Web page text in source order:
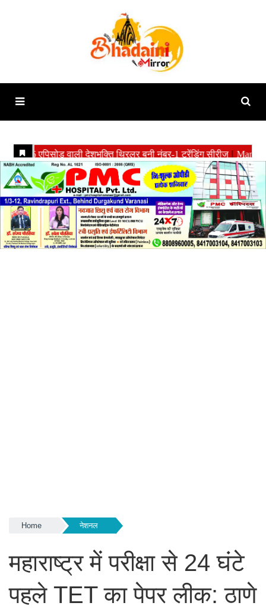
Home नेशनल
महाराष्ट्र में परीक्षा से 24 घंटे
पहले TET का पेपर लीक: ठाणे